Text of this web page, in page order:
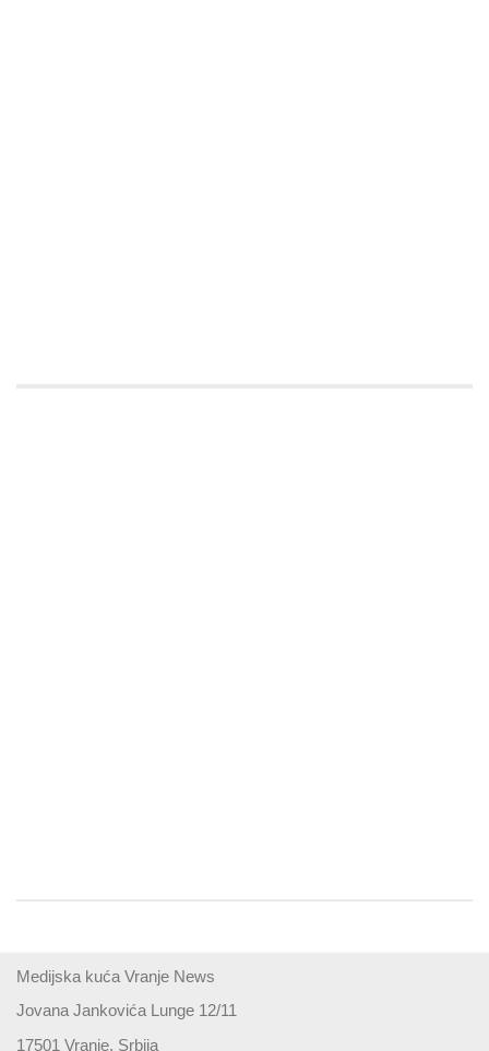
Medijska kuća Vranje News
Jovana Jankovića Lunge 12/11
17501 Vranje, Srbija